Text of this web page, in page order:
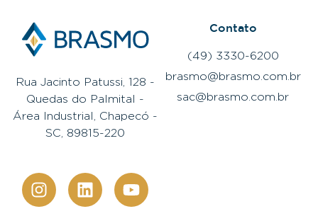
Rua Jacinto Patussi, 128 -
Quedas do Palmital -
Área Industrial, Chapecó -
SC, 89815-220
Contato
(49) 3330-6200
brasmo@brasmo.com.br
sac@brasmo.com.br